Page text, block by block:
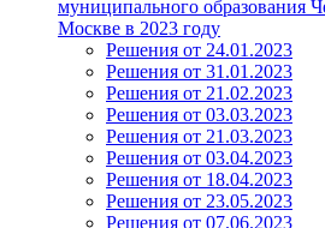
муниципального образования
Москве в 2023 году
Решения от 24.01.2023
Решения от 31.01.2023
Решения от 21.02.2023
Решения от 03.03.2023
Решения от 21.03.2023
Решения от 03.04.2023
Решения от 18.04.2023
Решения от 23.05.2023
Решения от 07.06.2023